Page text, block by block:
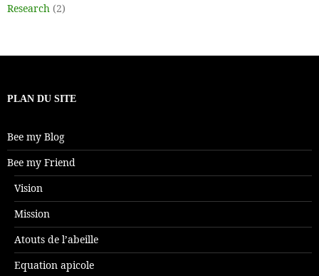
Research (2)
PLAN DU SITE
Bee my Blog
Bee my Friend
Vision
Mission
Atouts de l’abeille
Equation apicole